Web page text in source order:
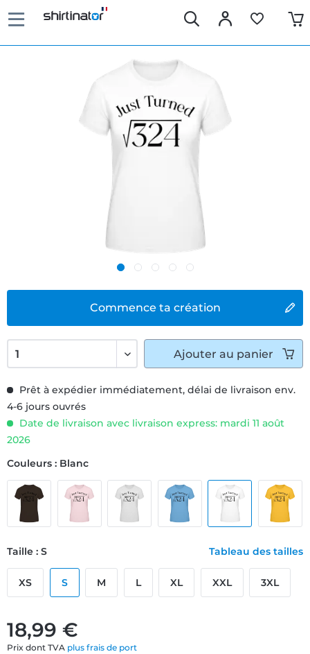
Commence ta création
18,99 €
Prix dont TVA plus frais de port
Prêt à expédier immédiatement, délai de livraison env.
4-6 jours ouvrés
Date de livraison avec livraison express: mardi 11 août
2026
Couleurs : Blanc
Taille : S Tableau des tailles
XS S M L XL XXL 3XL
Ajouter au panier